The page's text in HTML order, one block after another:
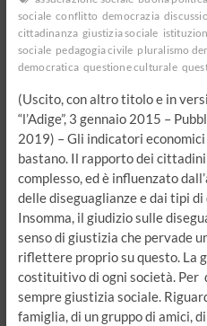
sociale conflitto democrazia
cittadinanza giustizia sociale
sociale pedagogia civile pluralismo
democratica questione culturale
(Uscito, con altro titolo e in
“l’Adige”, 3 gennaio 2015 –
2019) – Gli indicatori economici
bastano. Il rapporto dei
complesso, ed è influenzato
delle diseguaglianze e dai tipi
Insomma, il giudizio sulle
senso di giustizia che pervade
riflettere proprio su questo. La
costituitivo di ogni società. Per
sempre giustizia sociale.
famiglia, di un gruppo di amici,